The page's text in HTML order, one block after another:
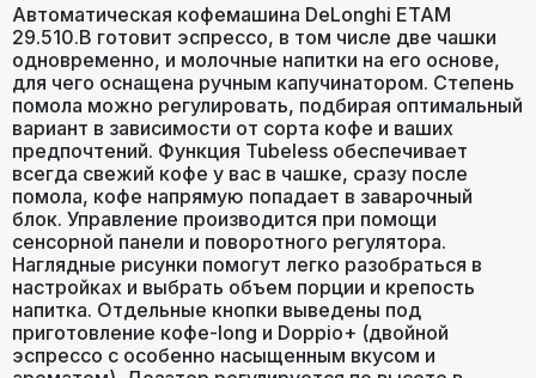
Давление помпы
(бар)
Настройки
жесткость воды,количество
пены,крепость кофе,объем
порции горячей воды
температура кофе
Тип управления сенсорное
Объем (л)
Автоматическая кофемашина DeLonghi ETAM
29.510.B готовит эспрессо, в том числе две чашки
одновременно, и молочные напитки на его основе,
для чего оснащена ручным капучинатором. Степень
помола можно регулировать, подбирая оптимальный
вариант в зависимости от сорта кофе и ваших
предпочтений. Функция Tubeless обеспечивает
всегда свежий кофе у вас в чашке, сразу после
помола, кофе напрямую попадает в заварочный
блок. Управление производится при помощи
сенсорной панели и поворотного регулятора.
Наглядные рисунки помогут легко разобраться в
настройках и выбрать объем порции и крепость
напитка. Отдельные кнопки выведены под
приготовление кофе-long и Doppio+ (двойной
эспрессо с особенно насыщенным вкусом и